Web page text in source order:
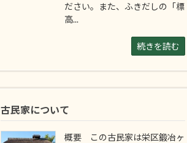
ださい。また、ふきだしの「標
高...
続きを読む
古民家について
概要 この古民家は栄区鍛冶ヶ